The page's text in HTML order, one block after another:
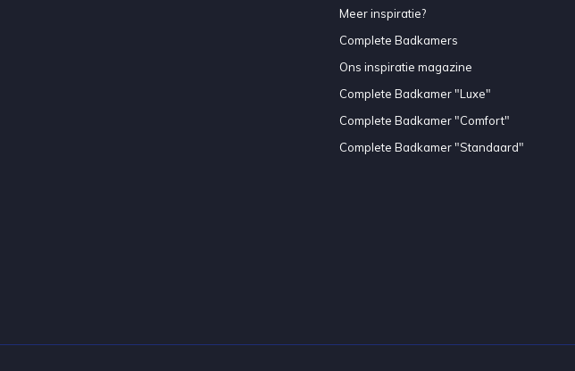
Meer inspiratie?
Complete Badkamers
Ons inspiratie magazine
Complete Badkamer "Luxe"
Complete Badkamer "Comfort"
Complete Badkamer "Standaard"